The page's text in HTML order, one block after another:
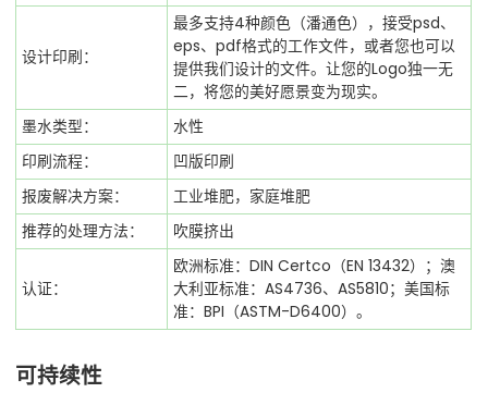
设计印刷：
最多支持4种颜色（潘通色），接受psd、
eps、pdf格式的工作文件，或者您也可以
提供我们设计的文件。让您的Logo独一无
二，将您的美好愿景变为现实。
墨水类型：
水性
印刷流程：
凹版印刷
报废解决方案：
工业堆肥，家庭堆肥
推荐的处理方法：
吹膜挤出
认证：
欧洲标准：DIN Certco（EN 13432）；澳
大利亚标准：AS4736、AS5810；美国标
准：BPI（ASTM-D6400）。
可持续性